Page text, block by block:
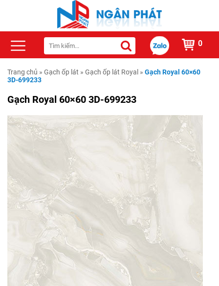
0
Trang chủ » Gạch ốp lát » Gạch ốp lát Royal » Gạch Royal 60×60
3D-699233
Gạch Royal 60×60 3D-699233